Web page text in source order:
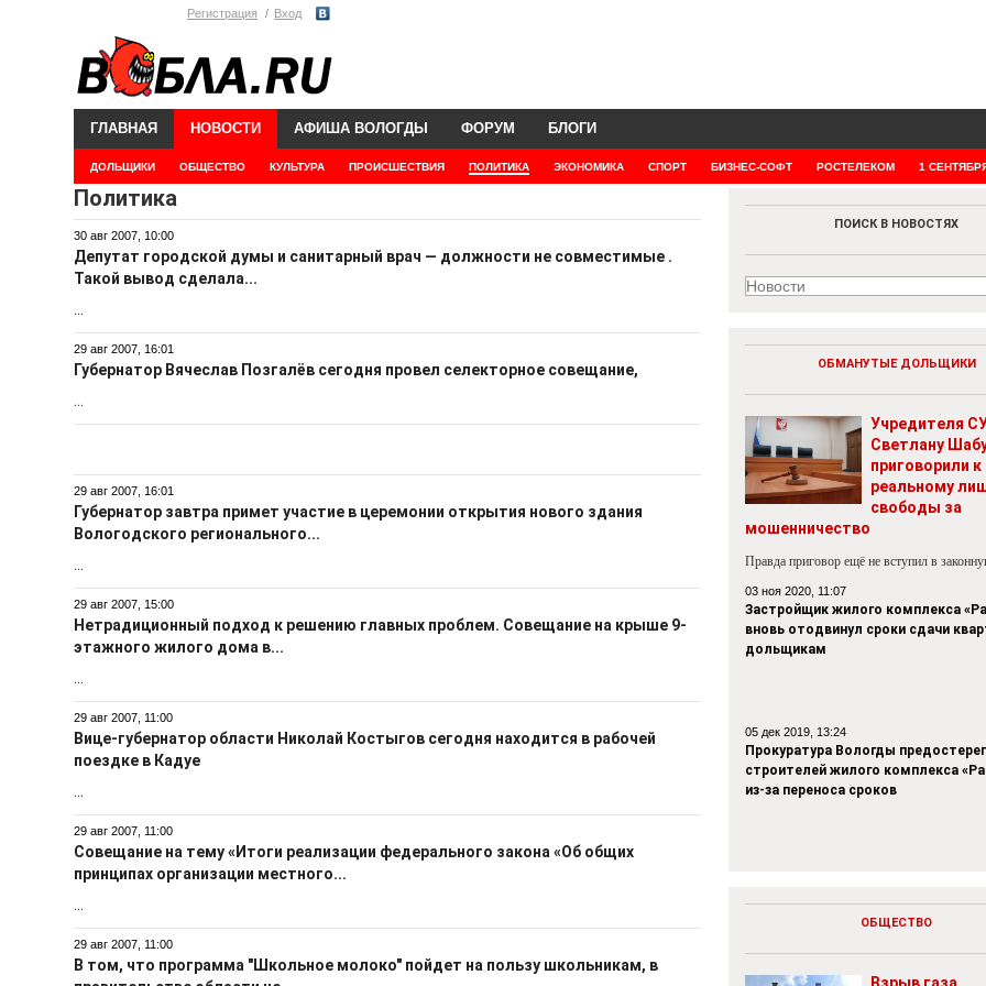
Регистрация Вход
ГЛАВНАЯ НОВОСТИ
ДОЛЬЩИКИ ОБЩЕСТВО КУЛЬТУРА ПРОИСШЕСТВИЯ ПОЛИТИКА ЭКОНОМИКА СПОРТ БИЗНЕС-СОФТ РОСТЕЛЕКОМ 1
АФИША ВОЛОГДЫ ФОРУМ БЛОГИ
Политика
30 авг 2007, 10:00
Депутат городской думы и санитарный врач — должности не совместимые .
Такой вывод сделала...
...
29 авг 2007, 16:01
Губернатор Вячеслав Позгалёв сегодня провел селекторное совещание,
...
29 авг 2007, 16:01
Губернатор завтра примет участие в церемонии открытия нового здания
Вологодского регионального...
...
29 авг 2007, 15:00
Нетрадиционный подход к решению главных проблем. Совещание на крыше 9-
этажного жилого дома в...
...
29 авг 2007, 11:00
Вице-губернатор области Николай Костыгов сегодня находится в рабочей
поездке в Кадуе
...
29 авг 2007, 11:00
Совещание на тему «Итоги реализации федерального закона «Об общих
принципах организации местного...
...
29 авг 2007, 11:00
В том, что программа "Школьное молоко" пойдет на пользу школьникам, в
ПОИСК В НОВОСТЯХ
ОБМАНУТЫЕ ДОЛЬЩИКИ
Учредителя
Светлану
приговорили к
реальному
свободы за
мошенничество
Правда приговор ещё не вступил в
03 ноя 2020, 11:07
Застройщик жилого комплекса
вновь отодвинул сроки сдачи
дольщикам
05 дек 2019, 13:24
Прокуратура Вологды
строителей жилого комплекса
из-за переноса сроков
ОБЩЕСТВО